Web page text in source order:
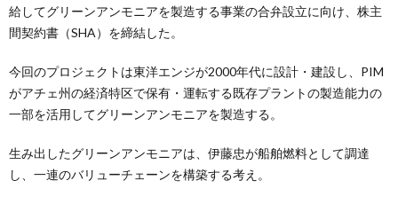
給してグリーンアンモニアを製造する事業の合弁設立に向け、株主
間契約書（SHA）を締結した。
今回のプロジェクトは東洋エンジが2000年代に設計・建設し、PIM
がアチェ州の経済特区で保有・運転する既存プラントの製造能力の
一部を活用してグリーンアンモニアを製造する。
生み出したグリーンアンモニアは、伊藤忠が船舶燃料として調達
し、一連のバリューチェーンを構築する考え。